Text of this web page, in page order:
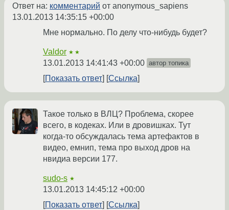
Ответ на: комментарий от anonymous_sapiens
13.01.2013 14:35:15 +00:00
Мне нормально. По делу что-нибудь будет?
Valdor ★★
13.01.2013 14:41:43 +00:00 автор топика
Показать ответ Ссылка
Такое только в ВЛЦ? Проблема, скорее
всего, в кодеках. Или в дровишках. Тут
когда-то обсуждалась тема артефактов в
видео, емнип, тема про выход дров на
нвидиа версии 177.
sudo-s ★
13.01.2013 14:45:12 +00:00
Показать ответ
Ссылка